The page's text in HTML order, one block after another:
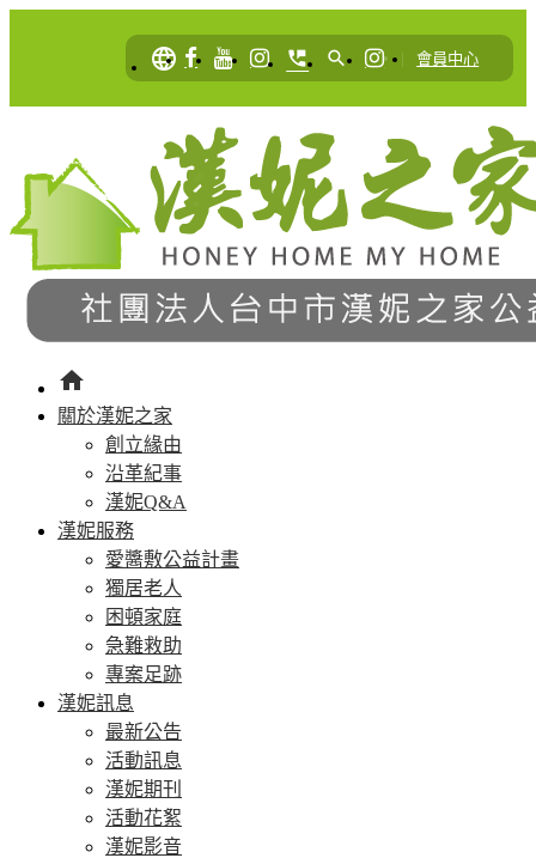
language perm_phone_msg search | 會員中心
home
關於漢妮之家
創立緣由
沿革紀事
漢妮Q&A
漢妮服務
愛醬敷公益計畫
獨居老人
困頓家庭
急難救助
專案足跡
漢妮訊息
最新公告
活動訊息
漢妮期刊
活動花絮
漢妮影音